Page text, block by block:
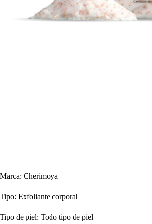
Marca: Cherimoya
Tipo: Exfoliante corporal
Tipo de piel: Todo tipo de piel